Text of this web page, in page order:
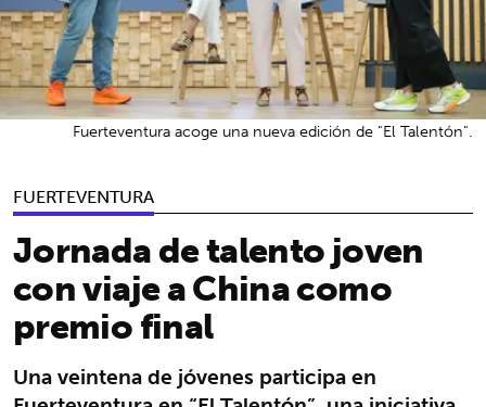
FUERTEVENTURA
Jornada de talento joven
con viaje a China como
premio final
Una veintena de jóvenes participa en
Fuerteventura acoge una nueva edición de "El Talentón".